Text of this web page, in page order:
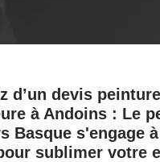
d’un devis peinture
à Andoins : Le
Basque s'engage
sublimer votre